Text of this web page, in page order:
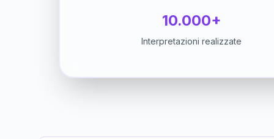
10.000+
Interpretazioni realizzate